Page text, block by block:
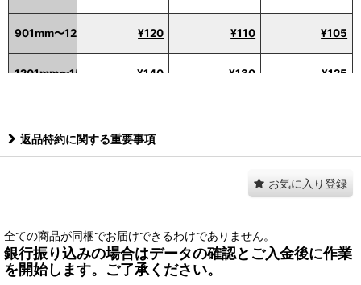
901mm〜1200mm
1201mm〜1500mm
¥120 ¥110 ¥105
¥140 ¥130 ¥125
返品特約に関する重要事項
お気に入り登録
全ての商品が同梱でお届けできるわけでありません。
銀行振り込みの場合はデータの確認とご入金後に作業
を開始します。ご了承ください。